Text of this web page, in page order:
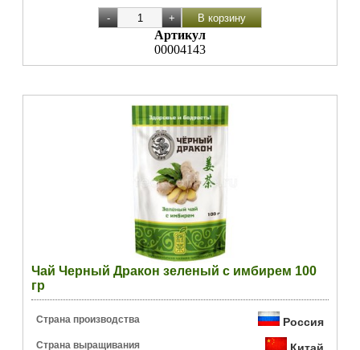
Артикул
00004143
Чай Черный Дракон зеленый с имбирем 100
гр
Страна производства Россия
Страна выращивания